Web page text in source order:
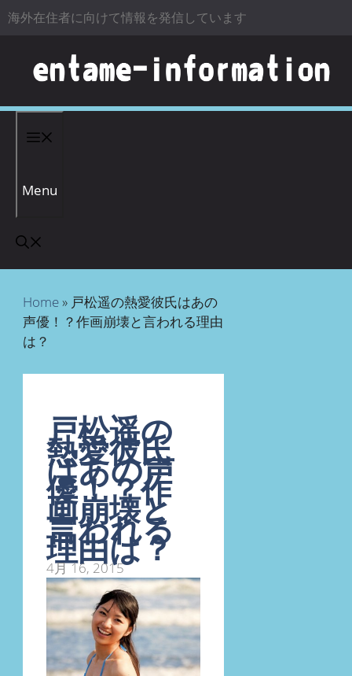
コンテンツへスキップ
海外在住者に向けて情報を発信しています
Menu
Home» 戸松遥の熱愛彼氏はあの
声優！？作画崩壊と言われる理由
は？
戸松遥の
熱愛彼氏
はあの声
優！？作
画崩壊と
言われる
理由は？
4月 16, 2015